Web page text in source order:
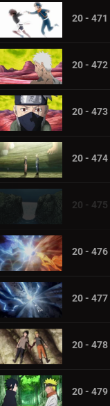
20 - 471
20 - 472
20 - 473
20 - 474
20 - 475
20 - 476
20 - 477
20 - 478
20 - 479